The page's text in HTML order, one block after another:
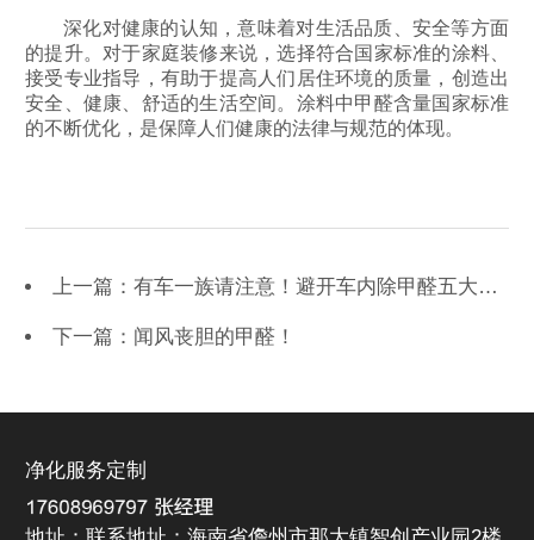
深化对健康的认知，意味着对生活品质、安全等方面
的提升。对于家庭装修来说，选择符合国家标准的涂料、
接受专业指导，有助于提高人们居住环境的质量，创造出
安全、健康、舒适的生活空间。涂料中甲醛含量国家标准
的不断优化，是保障人们健康的法律与规范的体现。
上一篇：有车一族请注意！避开车内除甲醛五大误区
下一篇：闻风丧胆的甲醛！
净化服务定制